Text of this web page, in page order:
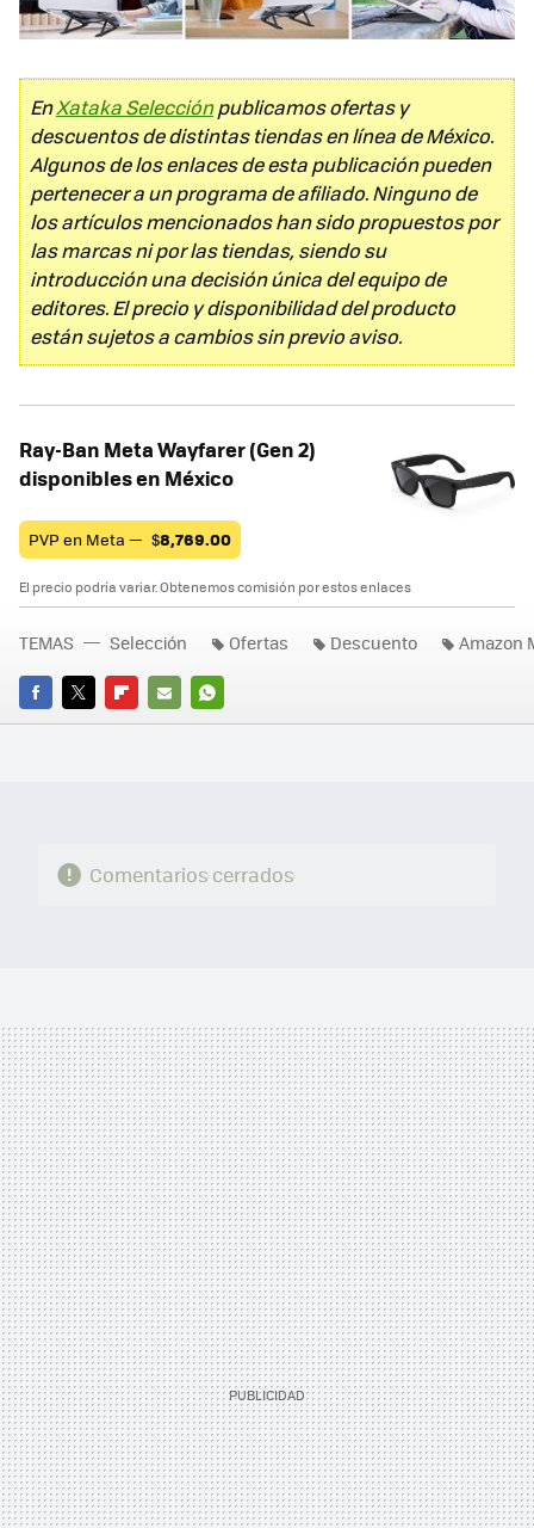
EnXataka Selecciónpublicamos ofertas y
descuentos de distintas tiendas en línea de México.
Algunos de los enlaces de esta publicación pueden
pertenecer a un programa de afiliado. Ninguno de
los artículos mencionados han sido propuestos por
las marcas ni por las tiendas, siendo su
introducción una decisión única del equipo de
editores. El precio y disponibilidad del producto
están sujetos a cambios sin previo aviso.
Ray-Ban Meta Wayfarer (Gen 2)
disponibles en México
PVP en Meta — $8,769.00
El precio podría variar. Obtenemos comisión por estos enlaces
FACEBOOK
TWITTERFLIPBOARD
E-
WHATSAPP
TEMAS Selección Ofertas Descuento Amazon
Comentarios cerrados